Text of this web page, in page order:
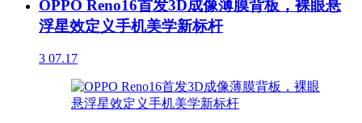
OPPO Reno16首发3D成像薄膜背板，裸眼悬
浮星效定义手机美学新标杆
3 07.17